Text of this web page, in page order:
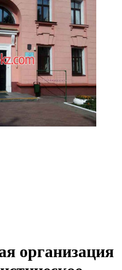
организация